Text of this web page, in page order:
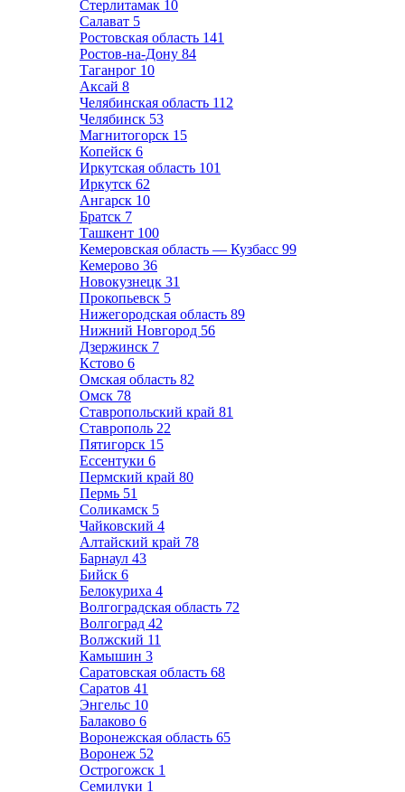
Стерлитамак 10
Салават 5
Ростовская область 141
Ростов-на-Дону 84
Таганрог 10
Аксай 8
Челябинская область 112
Челябинск 53
Магнитогорск 15
Копейск 6
Иркутская область 101
Иркутск 62
Ангарск 10
Братск 7
Ташкент 100
Кемеровская область — Кузбасс 99
Кемерово 36
Новокузнецк 31
Прокопьевск 5
Нижегородская область 89
Нижний Новгород 56
Дзержинск 7
Кстово 6
Омская область 82
Омск 78
Ставропольский край 81
Ставрополь 22
Пятигорск 15
Ессентуки 6
Пермский край 80
Пермь 51
Соликамск 5
Чайковский 4
Алтайский край 78
Барнаул 43
Бийск 6
Белокуриха 4
Волгоградская область 72
Волгоград 42
Волжский 11
Камышин 3
Саратовская область 68
Саратов 41
Энгельс 10
Балаково 6
Воронежская область 65
Воронеж 52
Острогожск 1
Семилуки 1